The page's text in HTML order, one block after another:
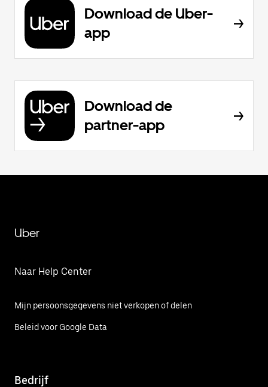
Download de Uber-
app
Download de
partner-app
Uber
Naar Help Center
Mijn persoonsgegevens niet verkopen of delen
Beleid voor Google Data
Bedrijf